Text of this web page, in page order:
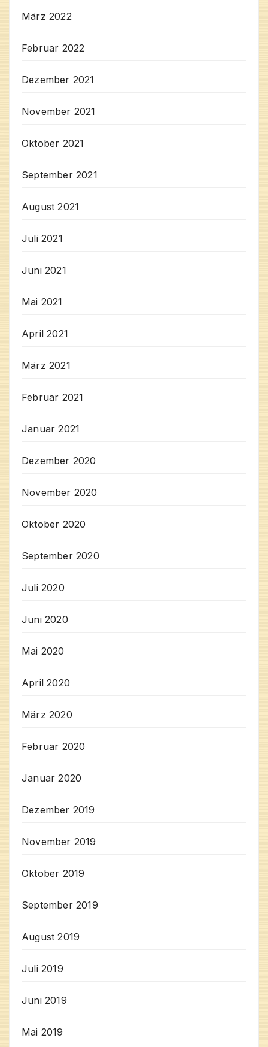
März 2022
Februar 2022
Dezember 2021
November 2021
Oktober 2021
September 2021
August 2021
Juli 2021
Juni 2021
Mai 2021
April 2021
März 2021
Februar 2021
Januar 2021
Dezember 2020
November 2020
Oktober 2020
September 2020
Juli 2020
Juni 2020
Mai 2020
April 2020
März 2020
Februar 2020
Januar 2020
Dezember 2019
November 2019
Oktober 2019
September 2019
August 2019
Juli 2019
Juni 2019
Mai 2019